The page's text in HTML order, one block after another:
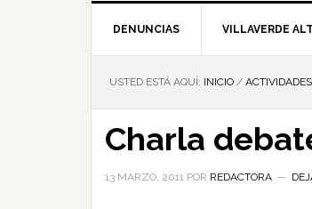
DENUNCIAS VILLAVERDE
USTED ESTÁ AQUÍ: INICIO /
Charla
13 MARZO, 2011 POR REDACTORA